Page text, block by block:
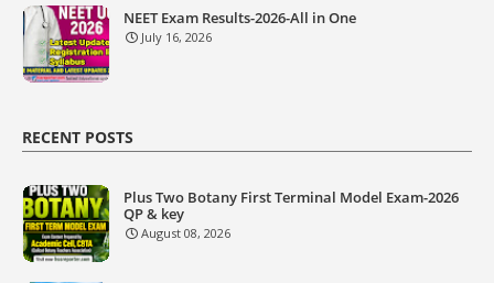
NEET Exam Results-2026-All in One
July 16, 2026
RECENT POSTS
Plus Two Botany First Terminal Model Exam-2026
QP & key
August 08, 2026